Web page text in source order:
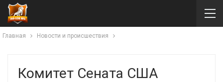
Главная Новости и происшествия
Комитет Сената США